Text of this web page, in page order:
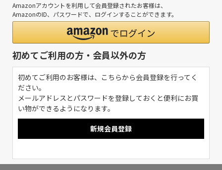
Amazonアカウントを利用して会員登録されたお客様は、
AmazonのID、パスワードで、ログインすることができます。
初めてご利用の方・会員以外の方
初めてご利用のお客様は、こちらから会員登録を行ってく
ださい。
メールアドレスとパスワードを登録しておくと便利にお買
い物ができるようになります。